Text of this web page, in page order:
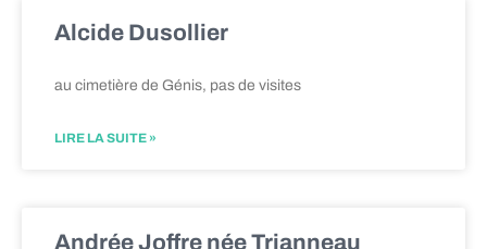
Alcide Dusollier
au cimetière de Génis, pas de visites
LIRE LA SUITE »
Andrée Joffre née Trianneau